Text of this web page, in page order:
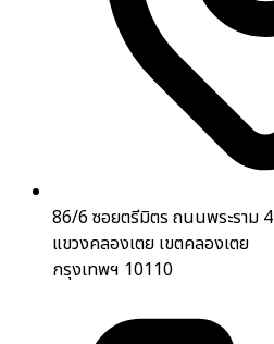
86/6 ซอยตรีมิตร ถนนพระราม 4
แขวงคลองเตย เขตคลองเตย
กรุงเทพฯ 10110